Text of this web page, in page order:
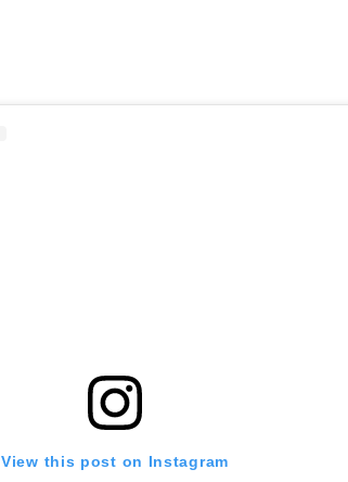
View this post on Instagram